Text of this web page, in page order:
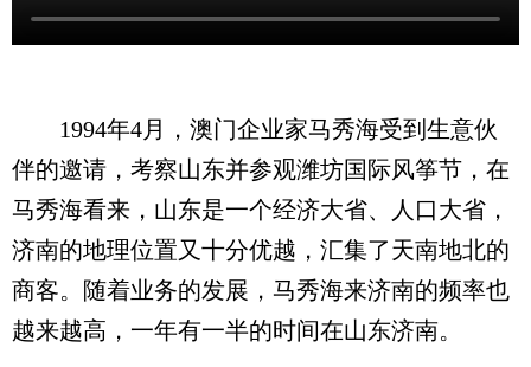
1994年4月，澳门企业家马秀海受到生意伙
伴的邀请，考察山东并参观潍坊国际风筝节，在
马秀海看来，山东是一个经济大省、人口大省，
济南的地理位置又十分优越，汇集了天南地北的
商客。随着业务的发展，马秀海来济南的频率也
越来越高，一年有一半的时间在山东济南。